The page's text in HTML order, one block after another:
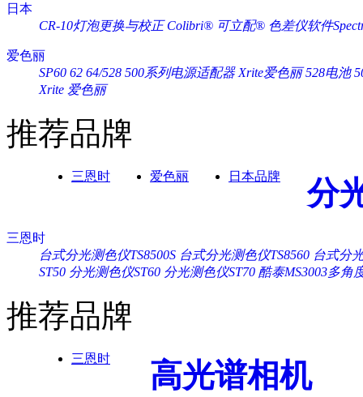
日本
CR-10灯泡更换与校正 Colibri® 可立配® 色差仪软件
爱色丽
SP60 62 64/528 500系列电源适配器 Xrite爱色丽 528电池
Xrite 爱色丽
推荐品牌
三恩时 爱色丽 日本品牌 分
三恩时
台式分光测色仪TS8500S 台式分光测色仪TS8560 台式分
ST50 分光测色仪ST60 分光测色仪ST70 酷泰MS3003多角
推荐品牌
三恩时 高光谱相机